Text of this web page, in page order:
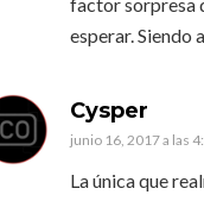
factor sorpresa
esperar. Siendo
Cysper
junio 16, 2017 a las
La única que